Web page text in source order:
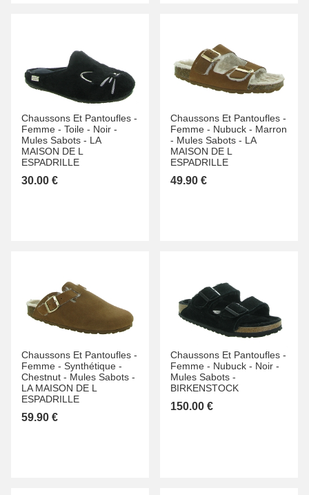
Chaussons Et Pantoufles -
Femme - Toile - Noir -
Mules Sabots - LA
MAISON DE L
ESPADRILLE
30.00 €
Chaussons Et Pantoufles -
Femme - Nubuck - Marron
- Mules Sabots - LA
MAISON DE L
ESPADRILLE
49.90 €
Chaussons Et Pantoufles -
Femme - Synthétique -
Chestnut - Mules Sabots -
LA MAISON DE L
ESPADRILLE
59.90 €
Chaussons Et Pantoufles -
Femme - Nubuck - Noir -
Mules Sabots -
BIRKENSTOCK
150.00 €